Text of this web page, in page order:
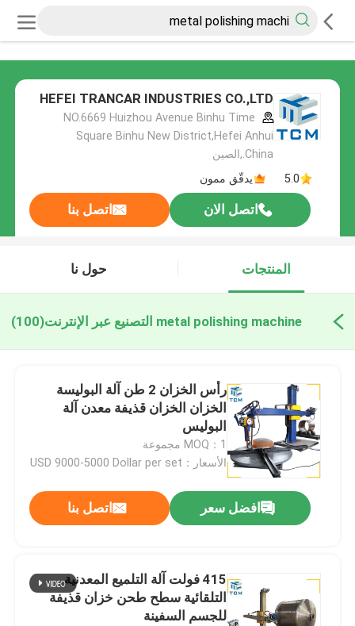
HEFEI TRANCAR INDUSTRIES CO.,LTD
NO.6669 Huizhou Avenue Binhu Time
Square Binhu New District,Hefei Anhui
China.,الصين
5.0
يدقّق ممون
اتصل الان اتصل بنا
المنتجات حول نا
metal polishing machine التصنيع عبر الإنترنت (100)
رأس الخزان 2 طن آلة البوليسة
الخزان الخزان قذيفة معدن آلة
البوليس
MOQ：1 مجموعة
الأسعار：USD 9000-5000 Dollar per set
افضل سعر اتصل بنا
415 فولت آلة التلميع المعدنية
التلقائية سطح طحن خزان قذيفة
للجسم السفينة